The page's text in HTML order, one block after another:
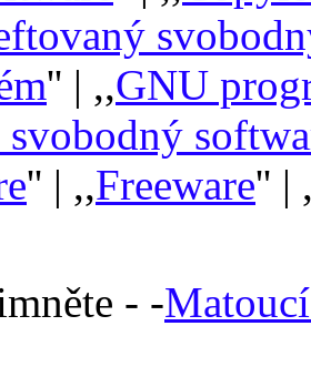
'' | ,,GNU
svobodný
'' | ,,Freeware'' |
- -